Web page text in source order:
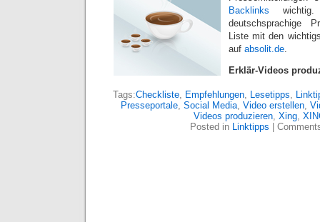
Backlinks
deutschsprachige
Liste mit den
auf absolit.de.‬‬
Erklär-Videos
Tags:Checkliste, Empfehlungen, Lesetipps,
Presseportale, Social Media, Video erstellen,
Videos produzieren, Xing,
Posted in Linktipps